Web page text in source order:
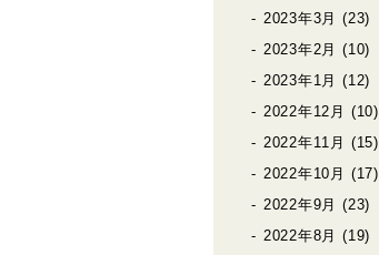
2023年3月 (23)
2023年2月 (10)
2023年1月 (12)
2022年12月 (10)
2022年11月 (15)
2022年10月 (17)
2022年9月 (23)
2022年8月 (19)